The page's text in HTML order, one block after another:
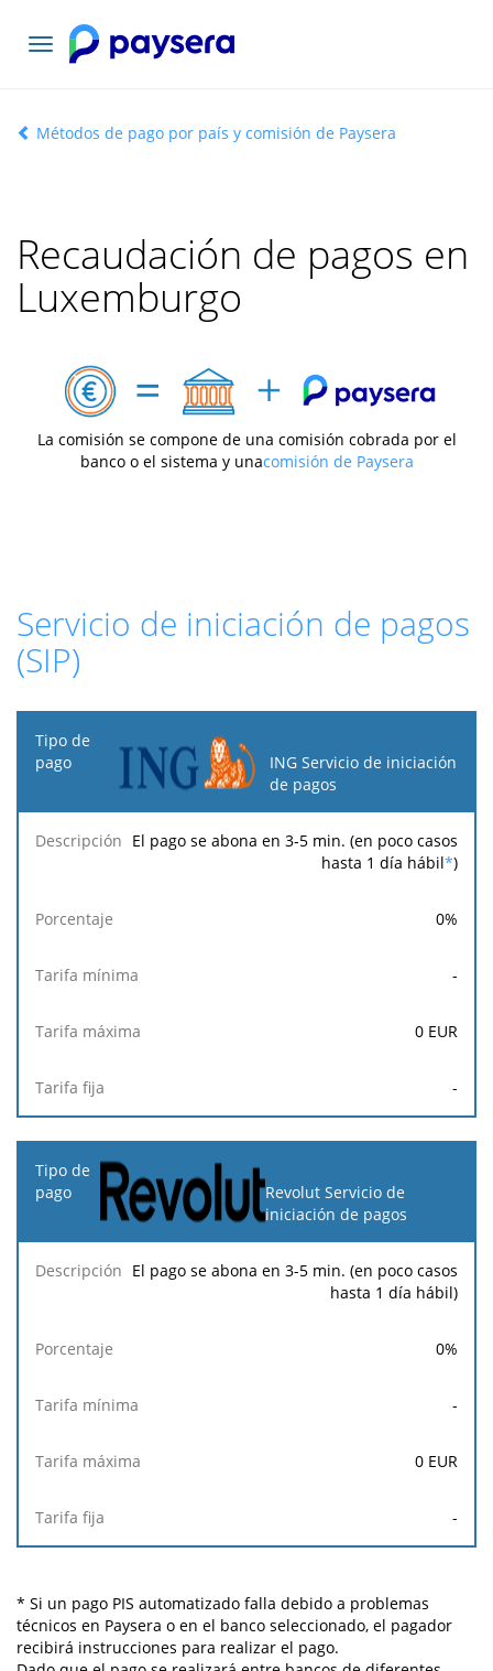
Toggle
navigation
Métodos de pago por país y comisión de Paysera
Recaudación de pagos en
Luxemburgo
La comisión se compone de una comisión cobrada por el
banco o el sistema y unacomisión de Paysera
Servicio de iniciación de pagos
(SIP)
Tipo
de
Descripción Porcentaje
Tarifa
mínima
Tarifa
máxima
ING Servicio de iniciación
de pagos
El pago se abona en 3-5 min. (en poco casos
hasta 1 día hábil*)
0%
-
0 EUR
-
Revolut Servicio de
iniciación de pagos
El pago se abona en 3-5 min. (en poco casos
hasta 1 día hábil)
0%
-
0 EUR
-
* Si un pago PIS automatizado falla debido a problemas
técnicos en Paysera o en el banco seleccionado, el pagador
recibirá instrucciones para realizar el pago.